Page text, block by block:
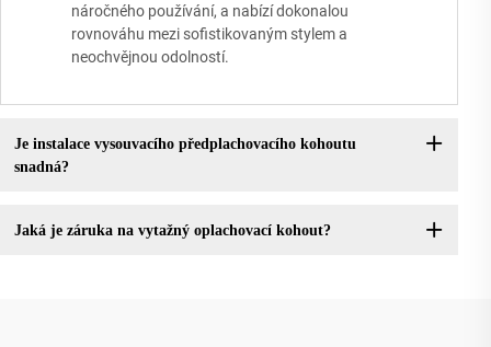
náročného používání, a nabízí dokonalou
rovnováhu mezi sofistikovaným stylem a
neochvějnou odolností.
Je instalace vysouvacího předplachovacího kohoutu
snadná?
Jaká je záruka na vytažný oplachovací kohout?